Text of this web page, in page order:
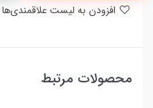
محصولات مرتبط